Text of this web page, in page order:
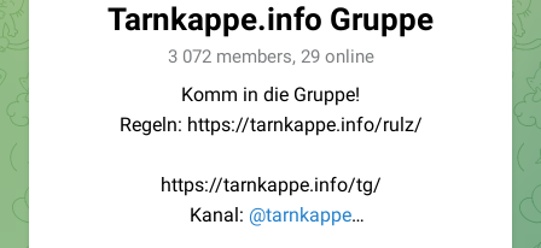
Tarnkappe.info Gruppe
3 072 members, 29 online
Komm in die Gruppe!
Regeln: https://tarnkappe.info/rulz/
https://tarnkappe.info/tg/
Kanal: @tarnkappe